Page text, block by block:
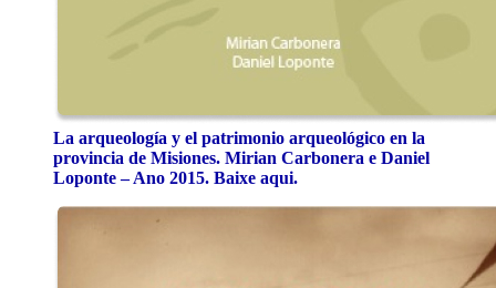
La arqueología y el patrimonio arqueológico en la
provincia de Misiones. Mirian Carbonera e Daniel
Loponte – Ano 2015. Baixe aqui.